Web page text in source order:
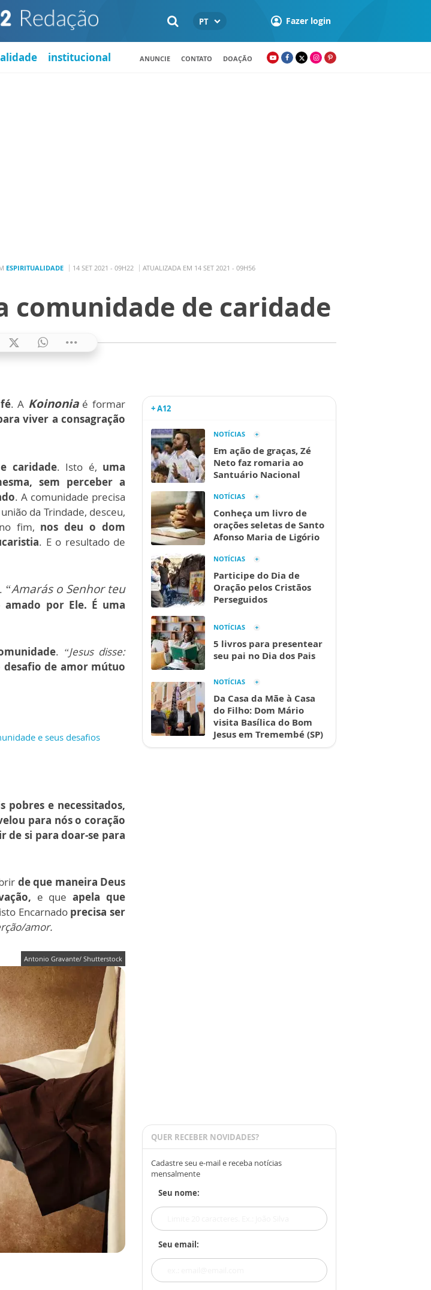
PT Fazer login
institucional ANUNCIE CONTATO DOAÇÃO
ESPIRITUALIDADE 14 SET 2021 - 09H22 ATUALIZADA EM 14 SET 2021 - 09H56
de caridade
. A Koinoniaé formar
viver a consagração
caridade. Isto é, uma
sem perceber a
. A comunidade precisa
da Trindade, desceu,
fim, nos deu o dom
. E o resultado de
“Amarás o Senhor teu
amado por Ele. É uma
. “Jesus disse:
desafio de amor mútuo
e seus desafios
pobres e necessitados,
para nós o coração
de si para doar-se para
de que maneira Deus
e queapela que
Encarnado precisa ser
amor.
Antonio Gravante/ Shutterstock
+ A12
NOTÍCIAS
Em ação de graças, Zé
Neto faz romaria ao
Santuário Nacional
NOTÍCIAS
Conheça um livro de
orações seletas de Santo
Afonso Maria de Ligório
NOTÍCIAS
Participe do Dia de
Oração pelos Cristãos
Perseguidos
NOTÍCIAS
5 livros para presentear
seu pai no Dia dos Pais
NOTÍCIAS
Da Casa da Mãe à Casa
do Filho: Dom Mário
visita Basílica do Bom
Jesus em Tremembé (SP)
QUER RECEBER NOVIDADES?
Cadastre seu e-mail e receba notícias
mensalmente
Seu nome:
Seu email: